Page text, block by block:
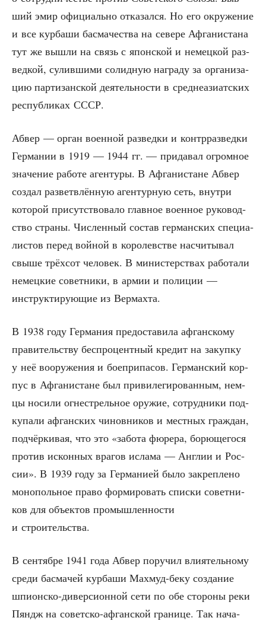
ший эмир офи­ци­аль­но отка­зал­ся. Но его окру­же­ние
и все кур­ба­ши бас­ма­че­ства на севе­ре Афга­ни­ста­на
тут же вышли на связь с япон­ской и немец­кой раз­
вед­кой, сулив­ши­ми солид­ную награ­ду за орга­ни­за­
цию пар­ти­зан­ской дея­тель­но­сти в сред­не­ази­ат­ских
рес­пуб­ли­ках СССР.
Абвер — орган воен­ной раз­вед­ки и контр­раз­вед­ки
Гер­ма­нии в 1919 — 1944 гг. — при­да­вал огром­ное
зна­че­ние рабо­те аген­ту­ры. В Афга­ни­стане Абвер
создал раз­ветв­лён­ную аген­тур­ную сеть, внут­ри
кото­рой при­сут­ство­ва­ло глав­ное воен­ное руко­вод­
ство стра­ны. Чис­лен­ный состав гер­ман­ских спе­ци­а­
ли­стов перед вой­ной в коро­лев­стве насчи­ты­вал
свы­ше трёх­сот чело­век. В мини­стер­ствах рабо­та­ли
немец­кие совет­ни­ки, в армии и поли­ции —
инструк­ти­ру­ю­щие из Вермахта.
В 1938 году Гер­ма­ния предо­ста­ви­ла афган­ско­му
пра­ви­тель­ству бес­про­цент­ный кре­дит на закуп­ку
у неё воору­же­ния и бое­при­па­сов. Гер­ман­ский кор­
пус в Афга­ни­стане был при­ви­ле­ги­ро­ван­ным, нем­
цы носи­ли огне­стрель­ное ору­жие, сотруд­ни­ки под­
ку­па­ли афган­ских чинов­ни­ков и мест­ных граж­дан,
под­чёр­ки­вая, что это «забо­та фюре­ра, борю­ще­го­ся
про­тив искон­ных вра­гов исла­ма — Англии и Рос­
сии». В 1939 году за Гер­ма­ни­ей было закреп­ле­но
моно­поль­ное пра­во фор­ми­ро­вать спис­ки совет­ни­
ков для объ­ек­тов про­мыш­лен­но­сти
и строительства.
В сен­тяб­ре 1941 года Абвер пору­чил вли­я­тель­но­му
сре­ди бас­ма­чей кур­ба­ши Махмуд-беку созда­ние
шпи­он­ско-дивер­си­он­ной сети по обе сто­ро­ны реки
Пяндж на совет­ско-афган­ской гра­ни­це. Так нача­